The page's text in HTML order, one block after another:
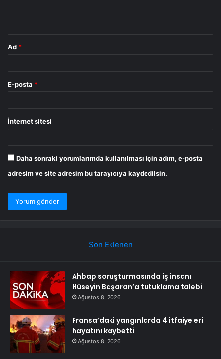
Ad *
E-posta *
İnternet sitesi
Daha sonraki yorumlarımda kullanılması için adım, e-posta
adresim ve site adresim bu tarayıcıya kaydedilsin.
Son Eklenen
Ahbap soruşturmasında iş insanı
Hüseyin Başaran’a tutuklama talebi
Ağustos 8, 2026
Fransa’daki yangınlarda 4 itfaiye eri
hayatını kaybetti
Ağustos 8, 2026